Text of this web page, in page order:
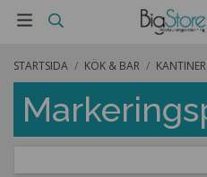
STARTSIDA / KÖK & BAR / KANTINER